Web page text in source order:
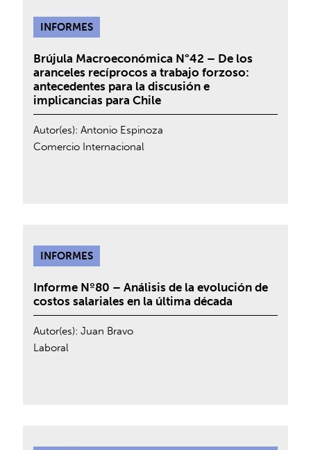
INFORMES
Brújula Macroeconómica N°42 – De los
aranceles recíprocos a trabajo forzoso:
antecedentes para la discusión e
implicancias para Chile
Autor(es):Antonio Espinoza
Comercio Internacional
INFORMES
Informe Nº80 – Análisis de la evolución de
costos salariales en la última década
Autor(es):Juan Bravo
Laboral